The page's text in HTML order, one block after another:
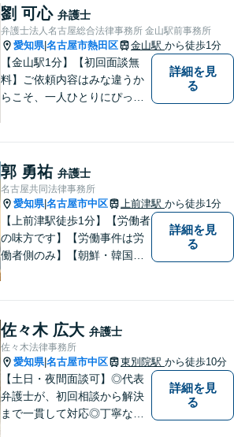
ください。
劉 可心 弁護士
弁護士法人名古屋総合法律事務所 金山駅前事務所
愛知県|名古屋市熱田区 金山駅 から徒歩1分
【金山駅1分】【初回面談無
料】ご依頼内容はみな違うか
らこそ、一人ひとりにぴった
ます。誰にも話せず抱えてき
た不安を、どうぞお聞かせく
ださい。【電話・WEB相談も
対応可能】
詳細を見
る
郭 勇祐 弁護士
名古屋共同法律事務所
愛知県|名古屋市中区 上前津駅 から徒歩1分
【上前津駅徒歩1分】【労働者
の味方です】【労働事件は労
働者側のみ】【朝鮮・韓国の
る方の心の支えになれるよ
う、全力で業務に取り組みま
す。【休日・夜間面談可能】
詳細を見
る
佐々木 広大 弁護士
佐々木法律事務所
愛知県|名古屋市中区 東別院駅 から徒歩10分
【土日・夜間面談可】◎代表
弁護士が、初回相談から解決
まで一貫して対応◎丁寧な対
詳細を見
る